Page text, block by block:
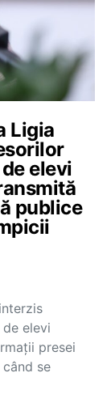
Ligia
elevi
publice
elevi
presei
se